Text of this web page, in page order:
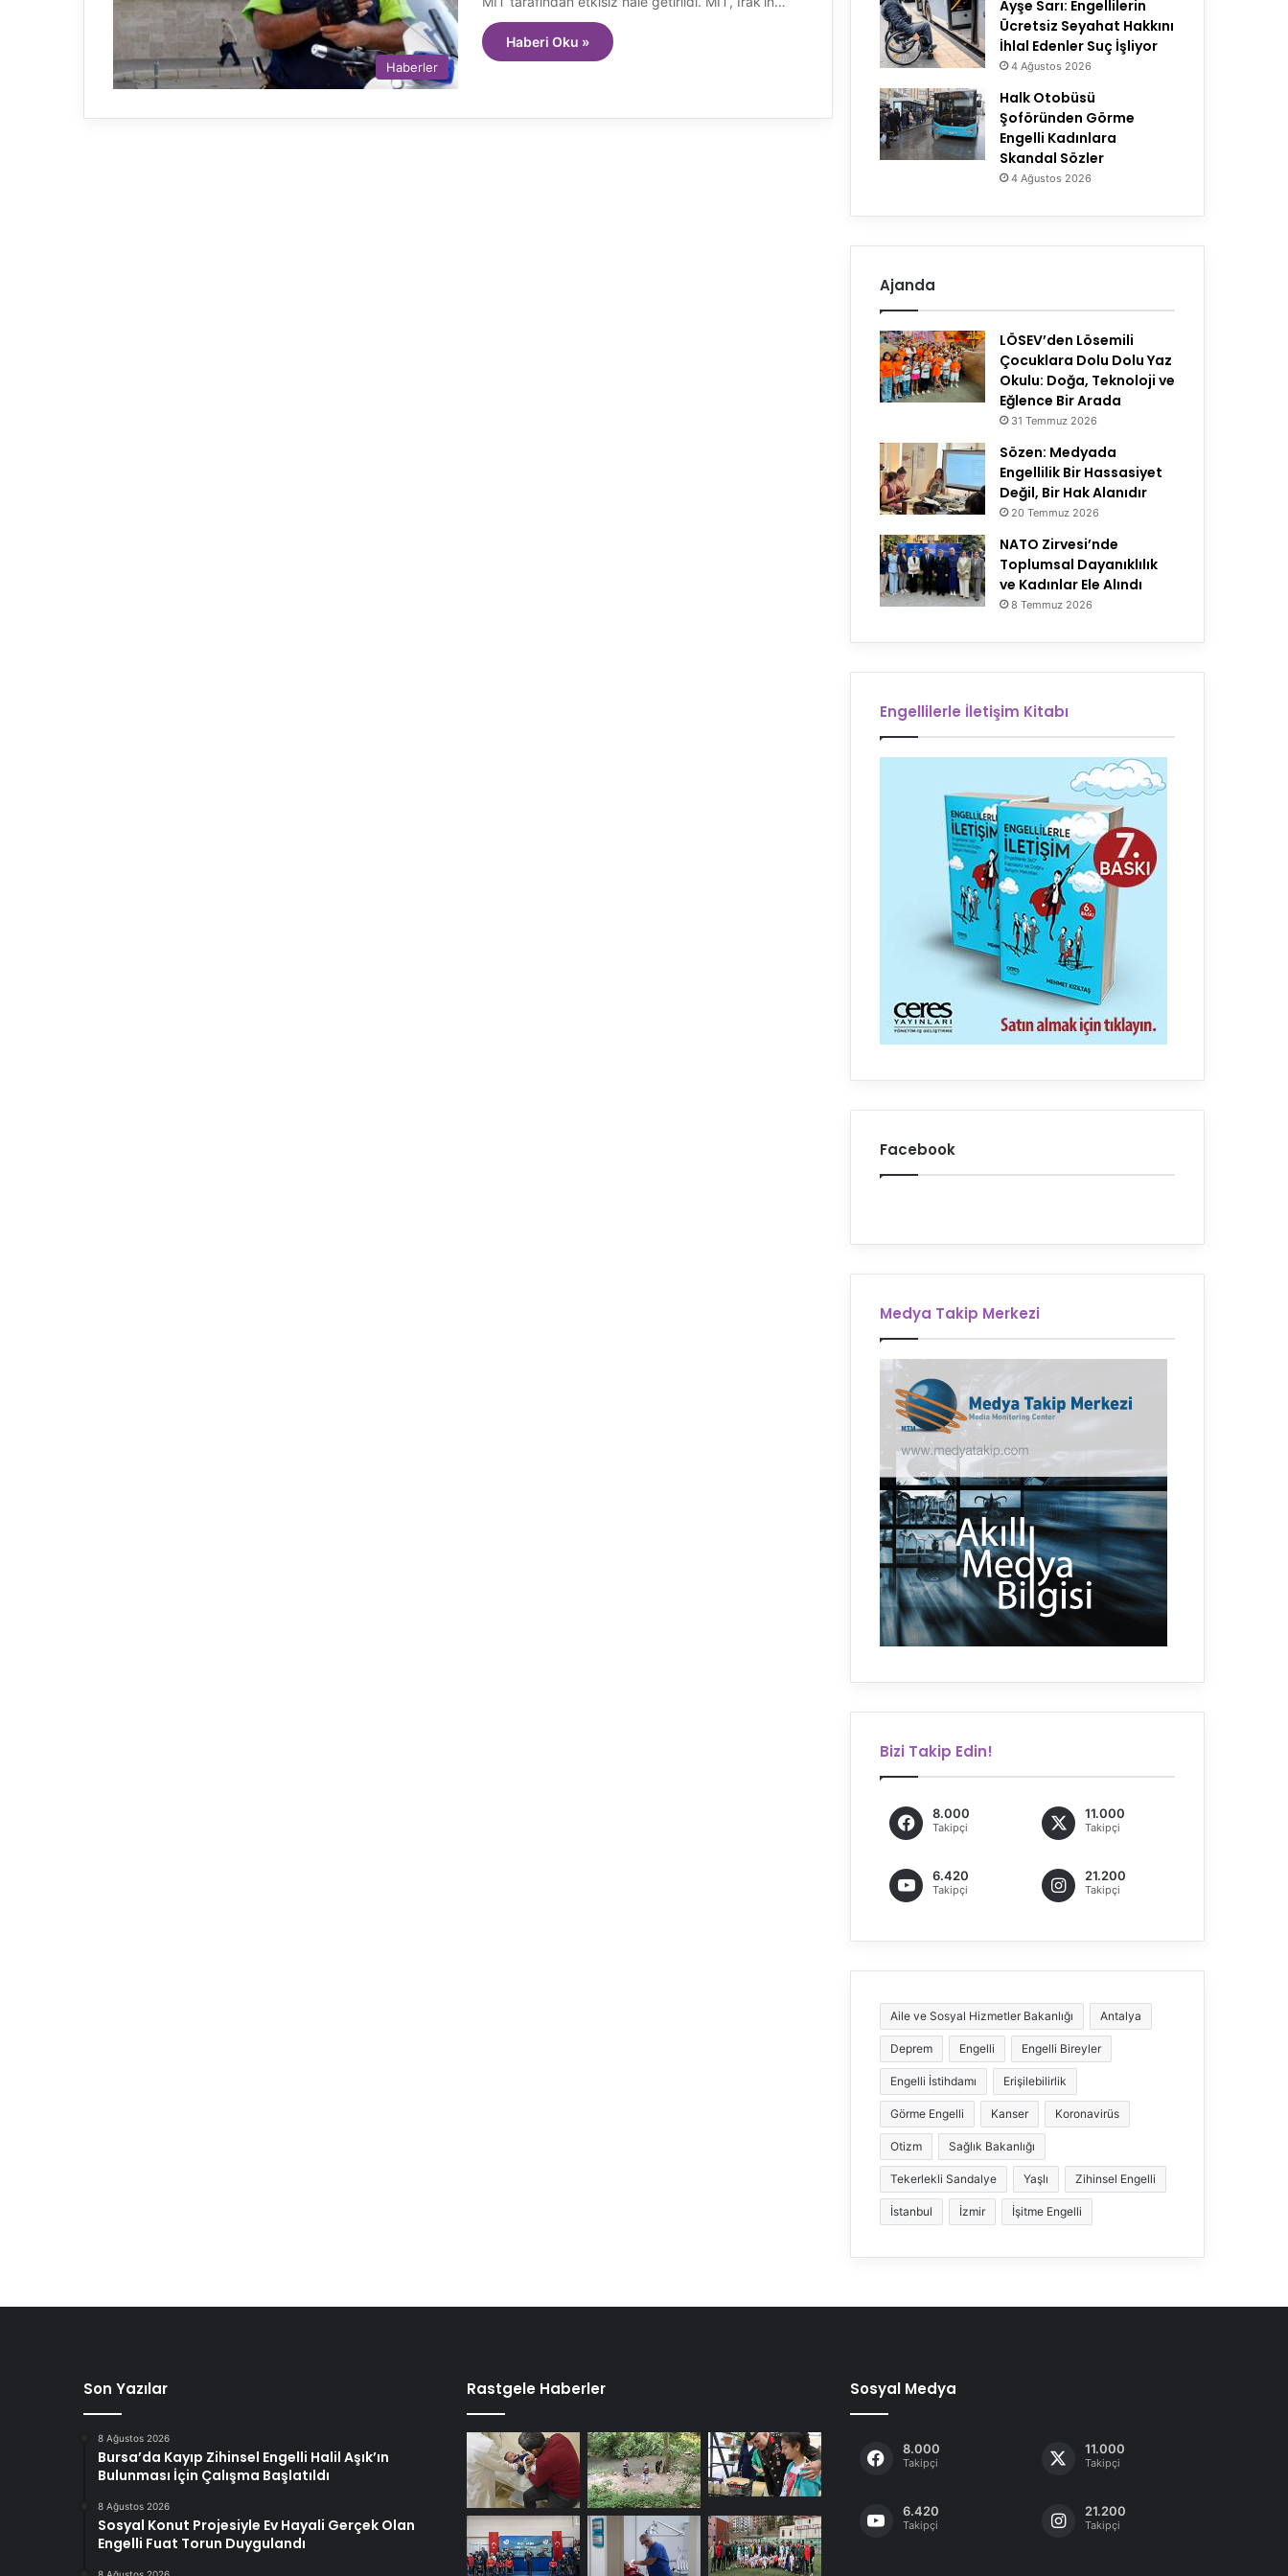
Haberler
Haberi Oku »
Ayşe Sarı: Engellilerin
Ücretsiz Seyahat Hakkını
İhlal Edenler Suç İşliyor
4 Ağustos 2026
Halk Otobüsü
Şoföründen Görme
Engelli Kadınlara
Skandal Sözler
4 Ağustos 2026
Ajanda
LÖSEV’den Lösemili
Çocuklara Dolu Dolu Yaz
Okulu: Doğa, Teknoloji ve
Eğlence Bir Arada
31 Temmuz 2026
Sözen: Medyada
Engellilik Bir Hassasiyet
Değil, Bir Hak Alanıdır
20 Temmuz 2026
NATO Zirvesi’nde
Toplumsal Dayanıklılık
ve Kadınlar Ele Alındı
8 Temmuz 2026
Engellilerle İletişim Kitabı
Facebook
Medya Takip Merkezi
Bizi Takip Edin!
8.000
Takipçi
11.000
Takipçi
6.420
Takipçi
21.200
Takipçi
Aile ve Sosyal Hizmetler Bakanlığı Antalya
Deprem Engelli Engelli Bireyler
Engelli İstihdamı Erişilebilirlik
Görme Engelli Kanser Koronavirüs
Otizm Sağlık Bakanlığı
Tekerlekli Sandalye Yaşlı Zihinsel Engelli
İstanbul İzmir İşitme Engelli
Son Yazılar
8 Ağustos 2026
Bursa’da Kayıp Zihinsel Engelli Halil Aşık’ın
Bulunması İçin Çalışma Başlatıldı
8 Ağustos 2026
Sosyal Konut Projesiyle Ev Hayali Gerçek Olan
Engelli Fuat Torun Duygulandı
Rastgele Haberler Sosyal Medya
8.000
Takipçi
11.000
Takipçi
6.420
Takipçi
21.200
Takipçi